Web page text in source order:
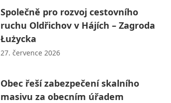
Společně pro rozvoj cestovního
ruchu Oldřichov v Hájích – Zagroda
Łużycka
27. července 2026
Obec řeší zabezpečení skalního
masivu za obecním úřadem